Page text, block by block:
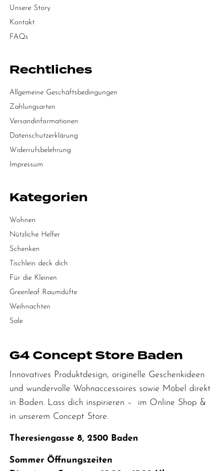
Unsere Story
Kontakt
FAQs
Rechtliches
Allgemeine Geschäftsbedingungen
Zahlungsarten
Versandinformationen
Datenschutzerklärung
Widerrufsbelehrung
Impressum
Kategorien
Wohnen
Nützliche Helfer
Schenken
Tischlein deck dich
Für die Kleinen
Greenleaf Raumdüfte
Weihnachten
Sale
G4 Concept Store Baden
Innovatives Produktdesign, originelle Geschenkideen
und wundervolle Wohnaccessoires sowie Möbel direkt
in Baden. Lass dich inspirieren – im Online Shop &
in unserem Concept Store.
Theresiengasse 8, 2500 Baden
Sommer Öffnungszeiten